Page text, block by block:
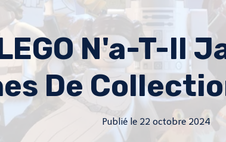
N'a-T-Il
De
Publié le 22 octobre 2024